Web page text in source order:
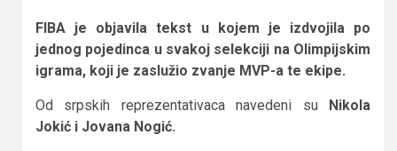
FIBA je objavila tekst u kojem je izdvojila po
jednog pojedinca u svakoj selekciji na Olimpijskim
igrama, koji je zaslužio zvanje MVP-a te ekipe.
Od srpskih reprezentativaca navedeni su Nikola
Jokić i Jovana Nogić.